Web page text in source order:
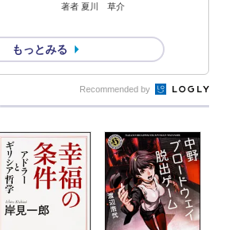
著者 夏川 草介
もっとみる
Recommended by